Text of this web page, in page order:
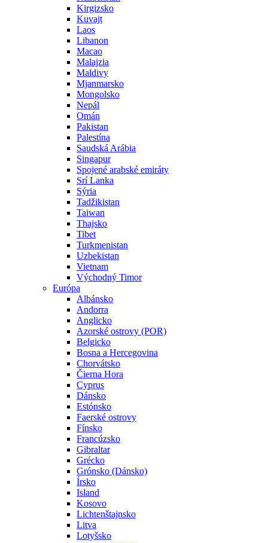
Kirgizsko
Kuvajt
Laos
Libanon
Macao
Malajzia
Maldivy
Mjanmarsko
Mongolsko
Nepál
Omán
Pakistan
Palestína
Saudská Arábia
Singapur
Spojené arabské emiráty
Srí Lanka
Sýria
Tadžikistan
Taiwan
Thajsko
Tibet
Turkmenistan
Uzbekistan
Vietnam
Východný Timor
Európa
Albánsko
Andorra
Anglicko
Azorské ostrovy (POR)
Belgicko
Bosna a Hercegovina
Chorvátsko
Čierna Hora
Cyprus
Dánsko
Estónsko
Faerské ostrovy
Fínsko
Francúzsko
Gibraltar
Grécko
Grónsko (Dánsko)
Írsko
Island
Kosovo
Lichtenštajnsko
Litva
Lotyšsko